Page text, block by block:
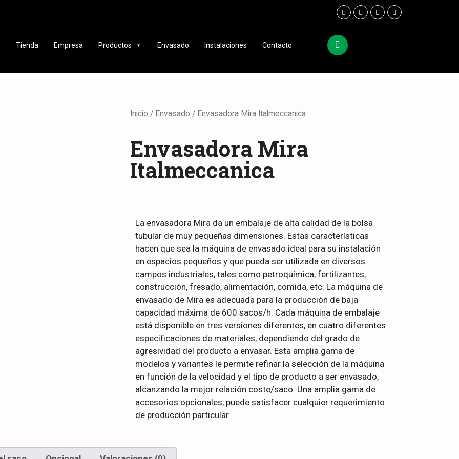
Tienda Empresa Productos Envasado Instalaciones Contacto
Inicio / Envasado / Envasadora Mira Italmeccanica
Envasadora Mira
Italmeccanica
La envasadora Mira da un embalaje de alta calidad de la bolsa
tubular de muy pequeñas dimensiones. Estas características
hacen que sea la máquina de envasado ideal para su instalación
en espacios pequeños y que pueda ser utilizada en diversos
campos industriales, tales como petroquímica, fertilizantes,
construcción, fresado, alimentación, comida, etc. La máquina de
envasado de Mira es adecuada para la producción de baja
capacidad máxima de 600 sacos/h. Cada máquina de embalaje
está disponible en tres versiones diferentes, en cuatro diferentes
especificaciones de materiales, dependiendo del grado de
agresividad del producto a envasar. Esta amplia gama de
modelos y variantes le permite refinar la selección de la máquina
en función de la velocidad y el tipo de producto a ser envasado,
alcanzando la mejor relación coste/saco. Una amplia gama de
accesorios opcionales, puede satisfacer cualquier requerimiento
de producción particular